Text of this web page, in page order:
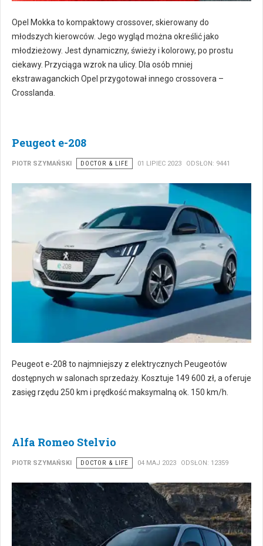
Opel Mokka to kompaktowy crossover, skierowany do
młodszych kierowców. Jego wygląd można określić jako
młodzieżowy. Jest dynamiczny, świeży i kolorowy, po prostu
ciekawy. Przyciąga wzrok na ulicy. Dla osób mniej
ekstrawaganckich Opel przygotował innego crossovera –
Crosslanda.
Peugeot e-208
PIOTR SZYMAŃSKI DOCTOR & LIFE 01 LIPIEC 2023 ODSŁON: 9441
Peugeot e-208 to najmniejszy z elektrycznych Peugeotów
dostępnych w salonach sprzedaży. Kosztuje 149 600 zł, a oferuje
zasięg rzędu 250 km i prędkość maksymalną ok. 150 km/h.
Alfa Romeo Stelvio
PIOTR SZYMAŃSKI DOCTOR & LIFE 04 MAJ 2023 ODSŁON: 12359